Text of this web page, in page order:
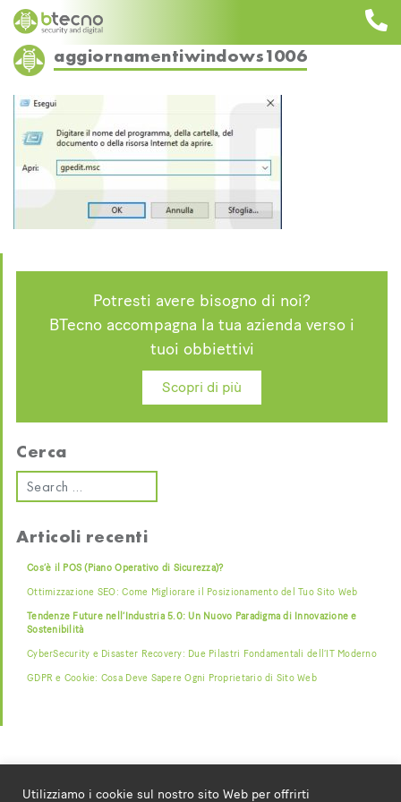
Skip
content
aggiornamentiwindows1006
Potresti avere bisogno di noi?
BTecno accompagna la tua azienda verso i
tuoi obbiettivi
Scopri di più
Cerca
Articoli recenti
Cos’è il POS (Piano Operativo di Sicurezza)?
Ottimizzazione SEO: Come Migliorare il Posizionamento del Tuo Sito Web
Tendenze Future nell’Industria 5.0: Un Nuovo Paradigma di Innovazione e
Sostenibilità
CyberSecurity e Disaster Recovery: Due Pilastri Fondamentali dell’IT Moderno
GDPR e Cookie: Cosa Deve Sapere Ogni Proprietario di Sito Web
Utilizziamo i cookie sul nostro sito Web per offrirti